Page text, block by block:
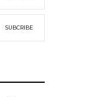
SUBCRIBE